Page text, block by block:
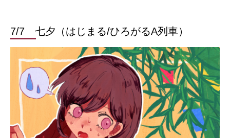
7/7 七夕（はじまる/ひろがるA列車）